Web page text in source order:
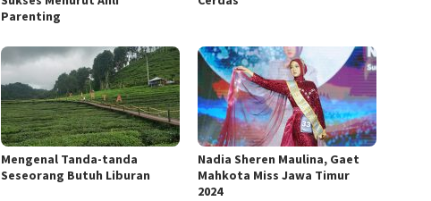
Parenting
Mengenal Tanda-tanda
Seseorang Butuh Liburan
Nadia Sheren Maulina, Gaet
Mahkota Miss Jawa Timur
2024